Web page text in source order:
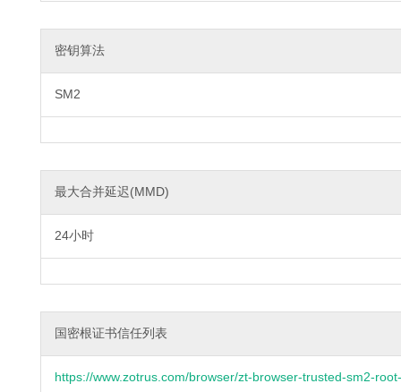
密钥算法
SM2
最大合并延迟(MMD)
24小时
国密根证书信任列表
https://www.zotrus.com/browser/zt-browser-trusted-sm2-